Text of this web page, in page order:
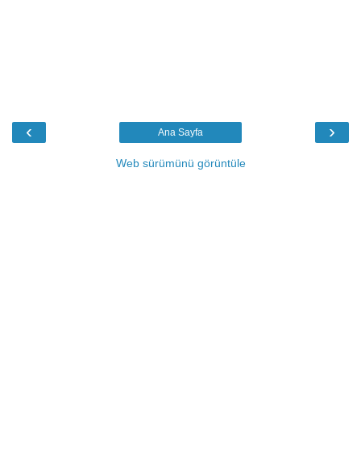
‹ ›
Ana Sayfa
Web sürümünü görüntüle